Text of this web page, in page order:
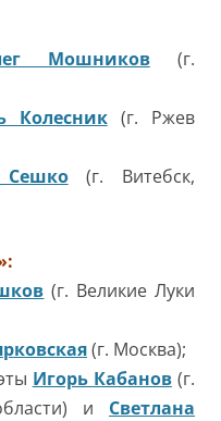
Мошников(г.
Колесник(г. Ржев
(г. Витебск,
(г. Великие Луки
(г. Москва);
Игорь Кабанов(г.
и Светлана